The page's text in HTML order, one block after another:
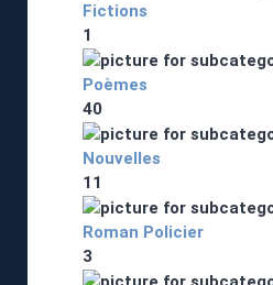
Fictions
1
Poèmes
40
Nouvelles
11
Roman Policier
3